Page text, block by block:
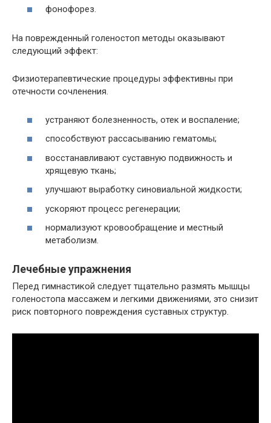
фонофорез.
На поврежденный голеностоп методы оказывают
следующий эффект:
Физиотерапевтические процедуры эффективны при
отечности сочленения.
устраняют болезненность, отек и воспаление;
способствуют рассасыванию гематомы;
восстанавливают суставную подвижность и
хрящевую ткань;
улучшают выработку синовиальной жидкости;
ускоряют процесс регенерации;
нормализуют кровообращение и местный
метаболизм.
Лечебные упражнения
Перед гимнастикой следует тщательно размять мышцы
голеностопа массажем и легкими движениями, это снизит
риск повторного повреждения суставных структур.